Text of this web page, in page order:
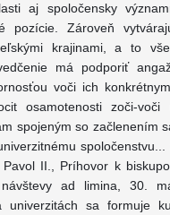
aj spoločensky
pozície. Zároveň
krajinami, a to
má podporiť
voči ich
osamotenosti zoči-voči
spojeným so začlenením
II., Príhovor k
ad limina, 30.
sa formuje